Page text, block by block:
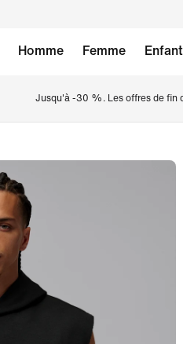
Homme Femme Enfant
Jusqu'à -30 %. Les offres de fin